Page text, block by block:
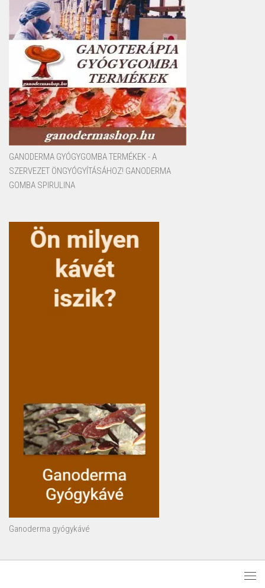
GANODERMA GYÓGYGOMBA TERMÉKEK - A
SZERVEZET ÖNGYÓGYÍTÁSÁHOZ! GANODERMA
GOMBA SPIRULINA
Ganoderma gyógykávé